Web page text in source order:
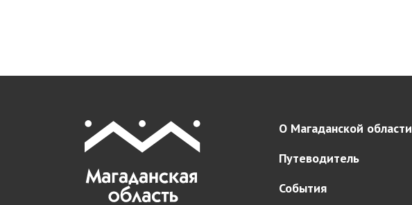
О Магаданской области
Путеводитель
События